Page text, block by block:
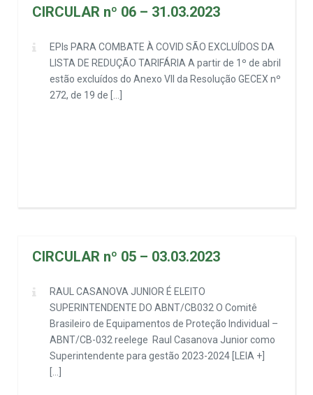
CIRCULAR nº 06 – 31.03.2023
EPIs PARA COMBATE À COVID SÃO EXCLUÍDOS DA
LISTA DE REDUÇÃO TARIFÁRIA A partir de 1º de abril
estão excluídos do Anexo VII da Resolução GECEX nº
272, de 19 de […]
CIRCULAR nº 05 – 03.03.2023
RAUL CASANOVA JUNIOR É ELEITO
SUPERINTENDENTE DO ABNT/CB032 O Comitê
Brasileiro de Equipamentos de Proteção Individual –
ABNT/CB-032 reelege Raul Casanova Junior como
Superintendente para gestão 2023-2024 [LEIA +]
[…]